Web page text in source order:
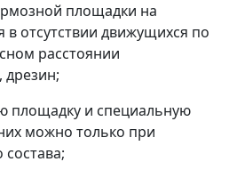
площадки на
в отсутствии движущихся по
расстоянии
дрезин;
площадку и специальную
можно только при